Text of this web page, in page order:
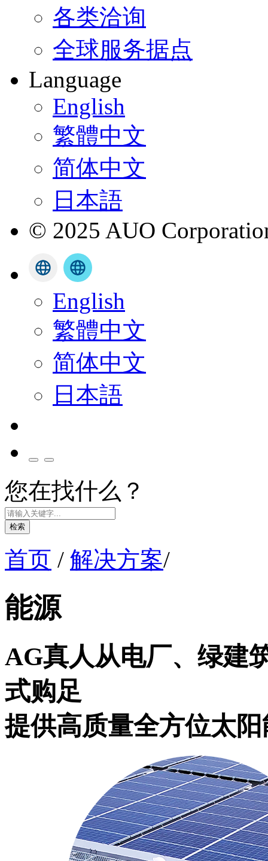
各类洽询
全球服务据点
Language
English
繁體中文
简体中文
日本語
© 2025 AUO
English
繁體中文
简体中文
日本語
您在找什么？
检索
首页 / 解决方案/
能源
AG真人从电厂、绿建
式购足
提供高质量全方位太